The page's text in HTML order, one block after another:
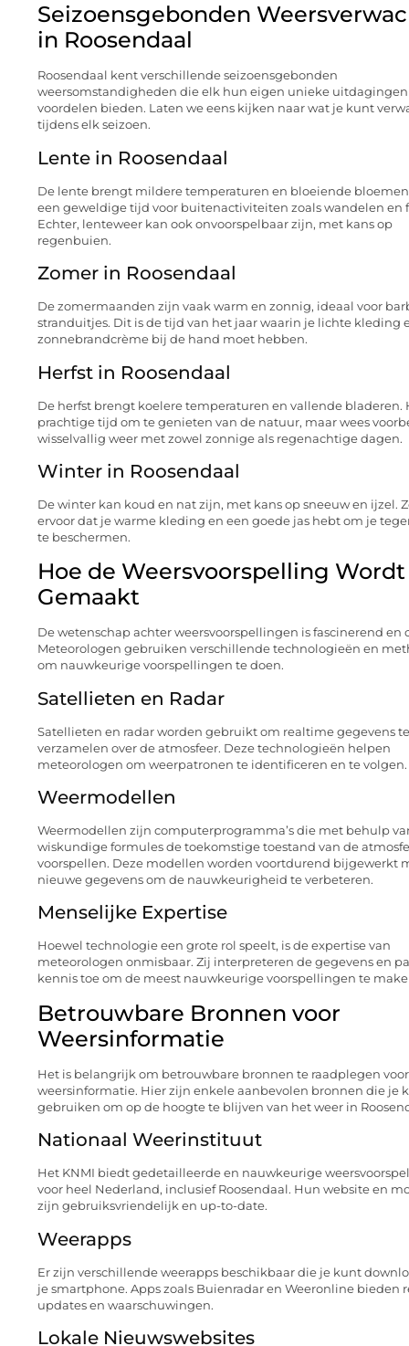
Seizoensgebonden
in Roosendaal
Roosendaal kent verschillende seizoensgebonden
weersomstandigheden die elk hun eigen unieke
voordelen bieden. Laten we eens kijken naar wat je kunt
tijdens elk seizoen.
Lente in Roosendaal
De lente brengt mildere temperaturen en bloeiende
een geweldige tijd voor buitenactiviteiten zoals wandelen en
Echter, lenteweer kan ook onvoorspelbaar zijn, met kans op
regenbuien.
Zomer in Roosendaal
De zomermaanden zijn vaak warm en zonnig, ideaal voor
stranduitjes. Dit is de tijd van het jaar waarin je lichte kleding
zonnebrandcrème bij de hand moet hebben.
Herfst in Roosendaal
De herfst brengt koelere temperaturen en vallende bladeren.
prachtige tijd om te genieten van de natuur, maar wees
wisselvallig weer met zowel zonnige als regenachtige dagen.
Winter in Roosendaal
De winter kan koud en nat zijn, met kans op sneeuw en ijzel.
ervoor dat je warme kleding en een goede jas hebt om je
te beschermen.
Hoe de Weersvoorspelling Wordt
Gemaakt
De wetenschap achter weersvoorspellingen is fascinerend en
Meteorologen gebruiken verschillende technologieën en
om nauwkeurige voorspellingen te doen.
Satellieten en Radar
Satellieten en radar worden gebruikt om realtime gegevens te
verzamelen over de atmosfeer. Deze technologieën helpen
meteorologen om weerpatronen te identificeren en te volgen.
Weermodellen
Weermodellen zijn computerprogramma’s die met behulp
wiskundige formules de toekomstige toestand van de
voorspellen. Deze modellen worden voortdurend bijgewerkt
nieuwe gegevens om de nauwkeurigheid te verbeteren.
Menselijke Expertise
Hoewel technologie een grote rol speelt, is de expertise van
meteorologen onmisbaar. Zij interpreteren de gegevens en
kennis toe om de meest nauwkeurige voorspellingen te
Betrouwbare Bronnen voor
Weersinformatie
Het is belangrijk om betrouwbare bronnen te raadplegen
weersinformatie. Hier zijn enkele aanbevolen bronnen die je
gebruiken om op de hoogte te blijven van het weer in
Nationaal Weerinstituut
Het KNMI biedt gedetailleerde en nauwkeurige
voor heel Nederland, inclusief Roosendaal. Hun website en
zijn gebruiksvriendelijk en up-to-date.
Weerapps
Er zijn verschillende weerapps beschikbaar die je kunt
je smartphone. Apps zoals Buienradar en Weeronline bieden
updates en waarschuwingen.
Lokale Nieuwswebsites